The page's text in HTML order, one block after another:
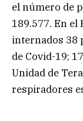
el número de
189.577. En el
internados 38
de Covid-19;
Unidad de
respiradores